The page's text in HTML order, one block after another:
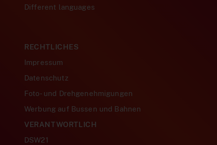
Different languages
RECHTLICHES
Impressum
Datenschutz
Foto- und Drehgenehmigungen
Werbung auf Bussen und Bahnen
VERANTWORTLICH
DSW21